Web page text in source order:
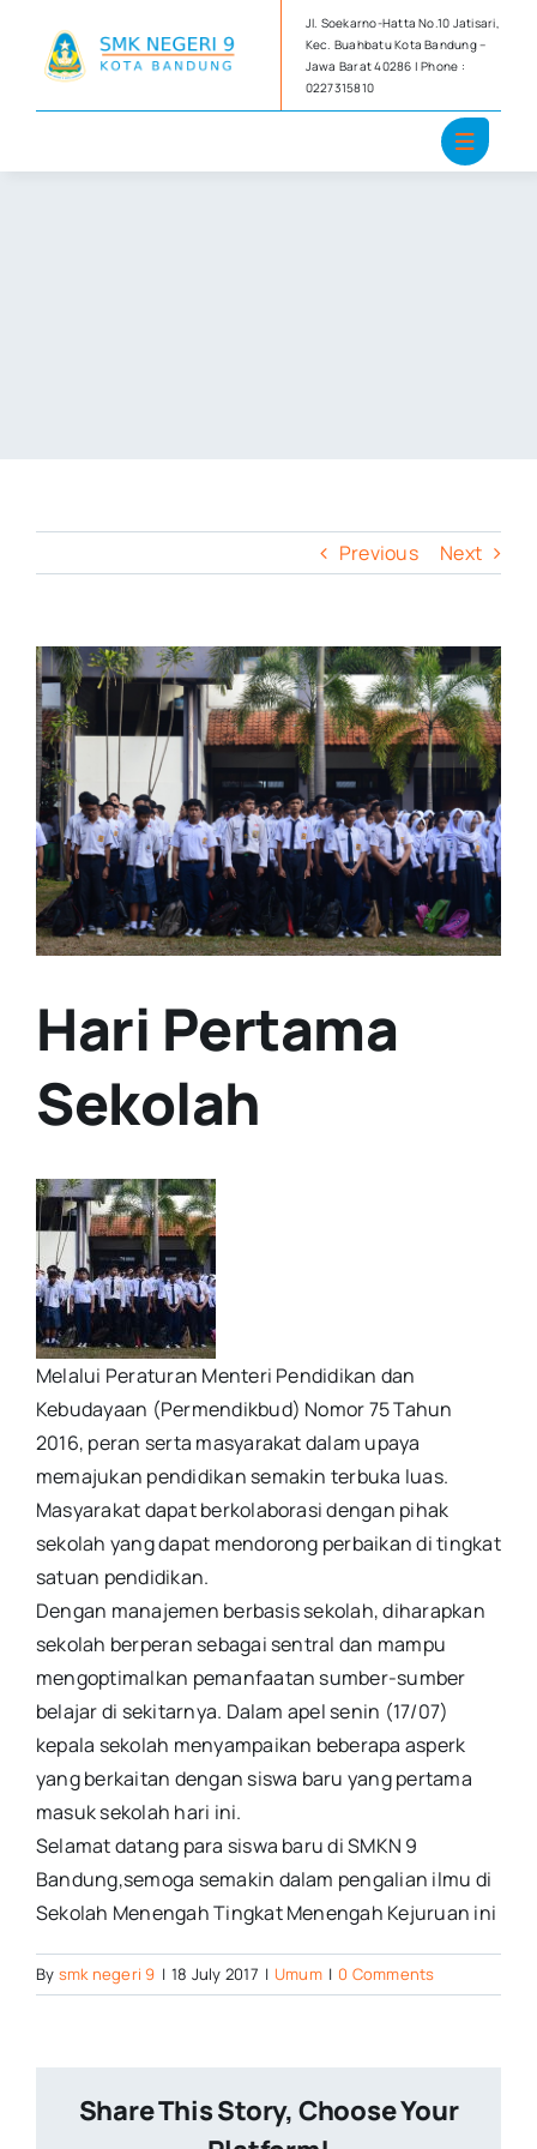
content
Jl. Soekarno-Hatta No.10 Jatisari,
Kec. Buahbatu Kota Bandung –
Jawa Barat 40286 | Phone :
0227315810
Previous Next
View
Larger
Image
Hari Pertama
Sekolah
Melalui Peraturan Menteri Pendidikan dan
Kebudayaan (Permendikbud) Nomor 75 Tahun
2016, peran serta masyarakat dalam upaya
memajukan pendidikan semakin terbuka luas.
Masyarakat dapat berkolaborasi dengan pihak
sekolah yang dapat mendorong perbaikan di tingkat
satuan pendidikan.
Dengan manajemen berbasis sekolah, diharapkan
sekolah berperan sebagai sentral dan mampu
mengoptimalkan pemanfaatan sumber-sumber
belajar di sekitarnya. Dalam apel senin (17/07)
kepala sekolah menyampaikan beberapa asperk
yang berkaitan dengan siswa baru yang pertama
masuk sekolah hari ini.
Selamat datang para siswa baru di SMKN 9
Bandung,semoga semakin dalam pengalian ilmu di
Sekolah Menengah Tingkat Menengah Kejuruan ini
By smk negeri 9 | 18 July 2017 | Umum | 0 Comments
Share This Story, Choose Your